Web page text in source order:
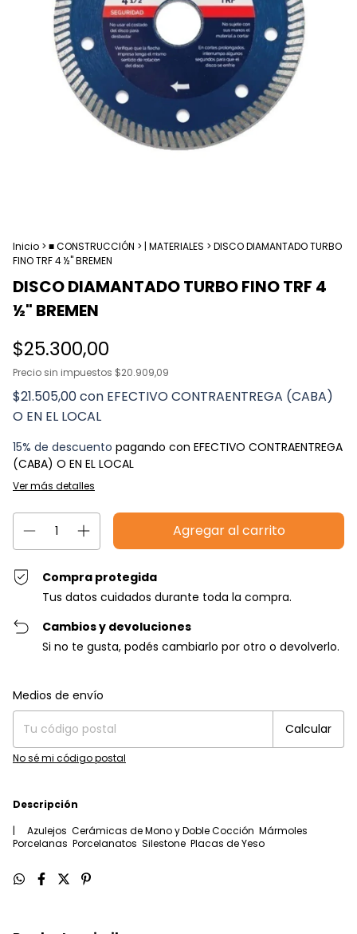
Inicio > ■ CONSTRUCCIÓN > | MATERIALES > DISCO DIAMANTADO TURBO
FINO TRF 4 ½" BREMEN
DISCO DIAMANTADO TURBO FINO TRF 4
½" BREMEN
$25.300,00
Precio sin impuestos $20.909,09
$21.505,00con EFECTIVO CONTRAENTREGA (CABA)
O EN EL LOCAL
15% de descuento pagando con EFECTIVO CONTRAENTREGA
(CABA) O EN EL LOCAL
Ver más detalles
Compra protegida
Tus datos cuidados durante toda la compra.
Cambios y devoluciones
Si no te gusta, podés cambiarlo por otro o devolverlo.
Entregas para el CP:
Medios de envío
Calcular
No sé mi código postal
Descripción
| Azulejos Cerámicas de Mono y Doble Cocción Mármoles
Porcelanas Porcelanatos Silestone Placas de Yeso